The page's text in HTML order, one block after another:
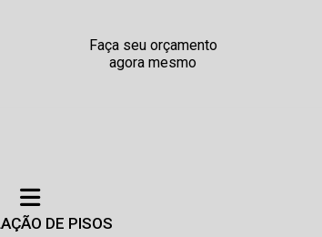
Faça seu orçamento
agora mesmo
DE PISOS